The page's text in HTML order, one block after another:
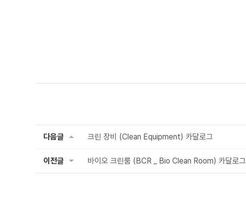
다음글 크린 장비 (Clean Equipment) 카달로그
이전글 바이오 크린룸 (BCR _ Bio Clean Room) 카달로그